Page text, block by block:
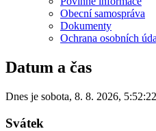
Obecní samospráva
Dokumenty
Ochrana osobních
Datum a čas
Dnes je sobota, 8. 8. 2026, 5:52:22
Svátek